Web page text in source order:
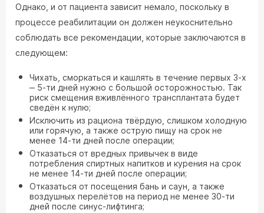
Однако, и от пациента зависит немало, поскольку в
процессе реабилитации он должен неукоснительно
соблюдать все рекомендации, которые заключаются в
следующем:
Чихать, сморкаться и кашлять в течение первых 3-х
‒ 5-ти дней нужно с большой осторожностью. Так
риск смещения вживлённого трансплантата будет
сведён к нулю;
Исключить из рациона твёрдую, слишком холодную
или горячую, а также острую пищу на срок не
менее 14-ти дней после операции;
Отказаться от вредных привычек в виде
потребления спиртных напитков и курения на срок
не менее 14-ти дней после операции;
Отказаться от посещения бань и саун, а также
воздушных перелётов на период не менее 30-ти
дней после синус-лифтинга;